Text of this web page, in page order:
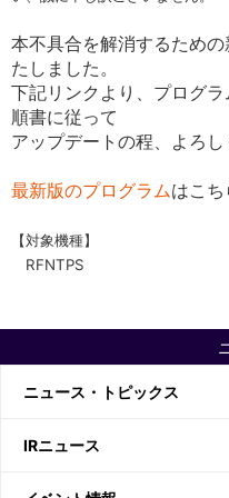
ニュース・トピックス
IRニュース
本不具合を解消するため
たしました。
下記リンクより、プログ
順書に従って
アップデートの程、よろし
最新版のプログラムはこち
【対象機種】
RFNTPS